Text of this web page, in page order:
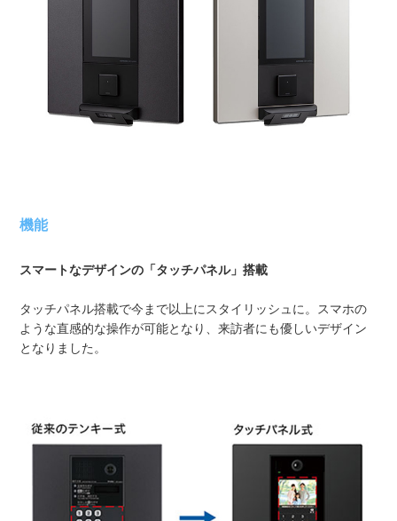
機能
スマートなデザインの「タッチパネル」搭載
タッチパネル搭載で今まで以上にスタイリッシュに。スマホの
ような直感的な操作が可能となり、来訪者にも優しいデザイン
となりました。